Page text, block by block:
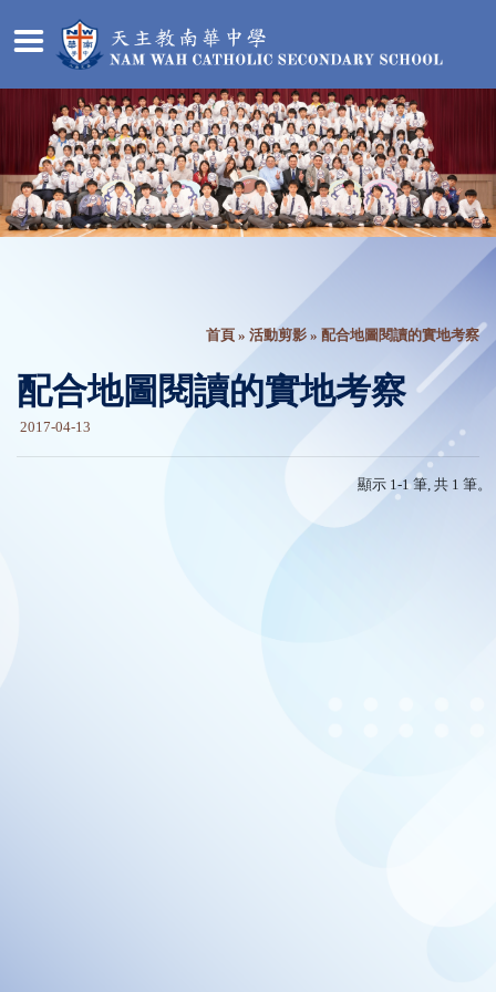
首頁 » 活動剪影 » 配合地圖閱讀的實地考察
配合地圖閱讀的實地考察
2017-04-13
顯示 1-1 筆, 共 1 筆。